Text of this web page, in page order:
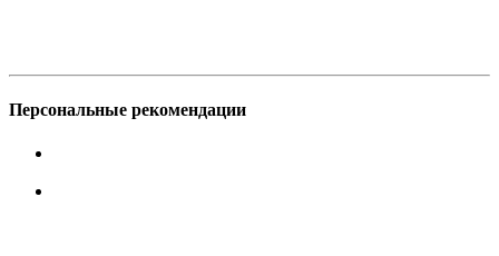
Персональные рекомендации